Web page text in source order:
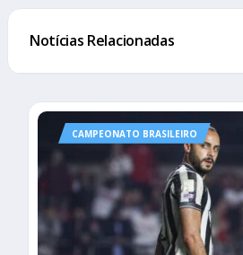
Notícias Relacionadas
CAMPEONATO BRASILEIRO